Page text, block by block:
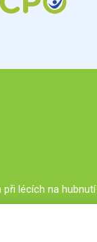
při lécích na hubnutí